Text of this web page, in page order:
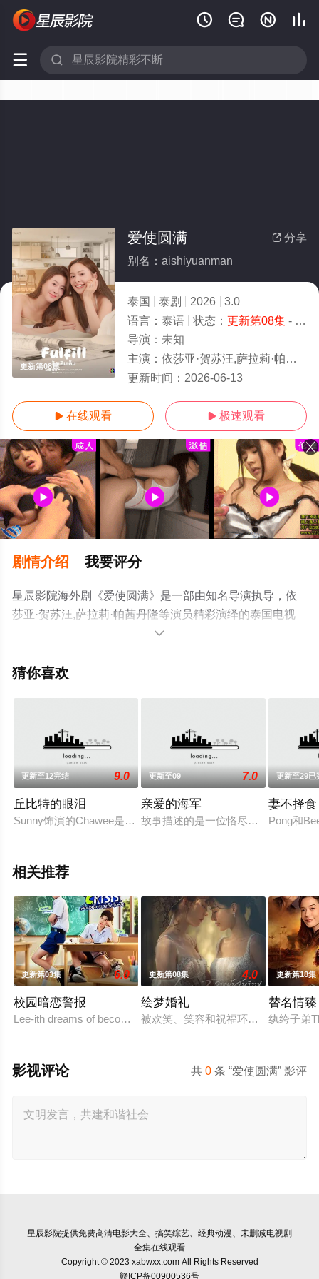
   
 
更新第08集
 分享
爱使圆满
别名：aishiyuanman
泰国 泰剧 2026
3.0
语言： 泰语 状态： 更新第08集- 免费在线观看
导演： 未知
主演： 依莎亚·贺苏汪,萨拉莉·帕茜丹隆
更新时间： 2026-06-13
 在线观看  极速观看
剧情介绍 我要评分
星辰影院海外剧《爱使圆满》是一部由知名导演执导，依
莎亚·贺苏汪,萨拉莉·帕茜丹隆等演员精彩演绎的泰国电视
剧，手机免费观看高清无删减完整版电视剧全集就上星辰
网等平台了解。

猜你喜欢
更新至12完结 9.0
丘比特的眼泪
Sunny饰演的Chawee是傲慢的海归,Aumraporn家族的第一继承
更新至09 7.0
亲爱的海军
故事描述的是一位恪尽职守的年轻海
更新至29已
妻不择食
Pong和
相关推荐
更新第03集 6.0
校园暗恋警报
Lee-ith dreams of becoming a cool indie rock musician. Becau
更新第08集 4.0
绘梦婚礼
被欢笑、笑容和祝福环绕的婚礼仅仅
更新第18集
替名情臻
纨绔子弟
共0 条 “爱使圆满” 影评
影视评论
星辰影院提供免费高清电影大全、搞笑综艺、经典动漫、未删减电视剧
全集在线观看
Copyright © 2023 xabwxx.com All Rights Reserved
赣ICP备00900536号